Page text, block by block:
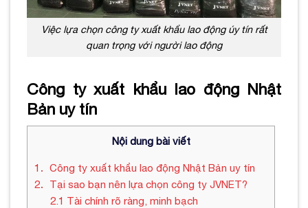
Việc lựa chọn công ty xuất khẩu lao động úy tín rất
quan trọng với người lao động
Công ty xuất khẩu lao động Nhật
Bản uy tín
Nội dung bài viết
1
Công ty xuất khẩu lao động Nhật Bản uy tín
2
Tại sao bạn nên lựa chọn công ty JVNET?
2.1 Tài chính rõ ràng, minh bạch